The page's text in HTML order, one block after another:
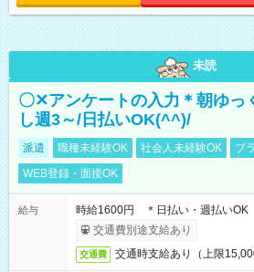
未読
〇✕アンケートの入力＊朝ゆっ
し週3～/日払いOK(^^)/
派遣 職種未経験OK 社会人未経験OK
ブ
WEB登録・面接OK
給与
時給1600円 ＊日払い・週払いOK
交通費別途支給あり
交通費 交通時支給あり（上限